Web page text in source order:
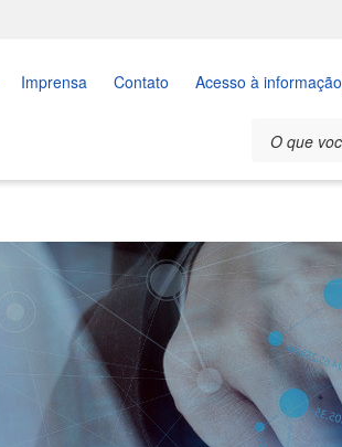
Imprensa Contato Acesso à informação